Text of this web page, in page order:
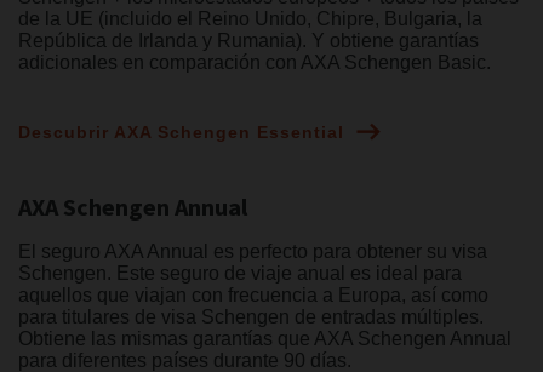
de la UE (incluido el Reino Unido, Chipre, Bulgaria, la
República de Irlanda y Rumania). Y obtiene garantías
adicionales en comparación con AXA Schengen Basic.
Descubrir AXA Schengen Essential
AXA Schengen Annual
El seguro AXA Annual es perfecto para obtener su visa
Schengen. Este seguro de viaje anual es ideal para
aquellos que viajan con frecuencia a Europa, así como
para titulares de visa Schengen de entradas múltiples.
Obtiene las mismas garantías que AXA Schengen Annual
para diferentes países durante 90 días.